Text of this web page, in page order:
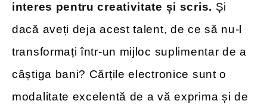
interes pentru creativitate și scris. Și
dacă aveți deja acest talent, de ce să nu-l
transformați într-un mijloc suplimentar de a
câștiga bani? Cărțile electronice sunt o
modalitate excelentă de a vă exprima și de